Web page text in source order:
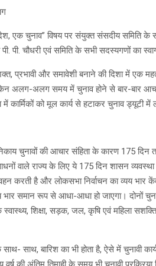
एक चुनाव” विषय पर संयुक्त संसदीय समिति के
पी. चौधरी एवं समिति के सभी सदस्यगणों का
और समावेशी बनाने की दिशा में एक
अलग-अलग समय में चुनाव होने से बार-बार
को मूल कार्य से हटाकर चुनाव ड्यूटी में
चुनावों की आचार संहिता के कारण 175 दिन
वाले राज्य के लिए ये 175 दिन शासन व्यवस्था
करती है और लोकसभा निर्वाचन का व्यय भार
भार समान रूप से आधा-आधा हो जाएगा। दोनों
शिक्षा, सड़क, जल, कृषि एवं महिला
साथ, बारिश का भी होता है, ऐसे में चुनावी